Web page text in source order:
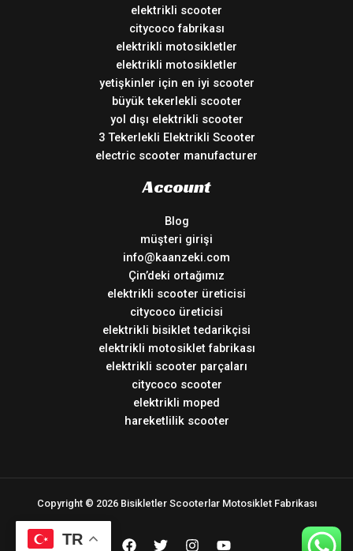
elektrikli scooter
citycoco fabrikası
elektrikli motosikletler
elektrikli motosikletler
yetişkinler için en iyi scooter
büyük tekerlekli scooter
yol dışı elektrikli scooter
3 Tekerlekli Elektrikli Scooter
electric scooter manufacturer
Account
Blog
müşteri girişi
info@kaanzeki.com
Çin’deki ortağımız
elektrikli scooter üreticisi
citycoco üreticisi
elektrikli bisiklet tedarikçisi
elektrikli motosiklet fabrikası
elektrikli scooter parçaları
citycoco scooter
elektrikli moped
hareketlilik scooter
Copyright © 2026 Bisikletler Scooterlar Motosiklet Fabrikası
TR